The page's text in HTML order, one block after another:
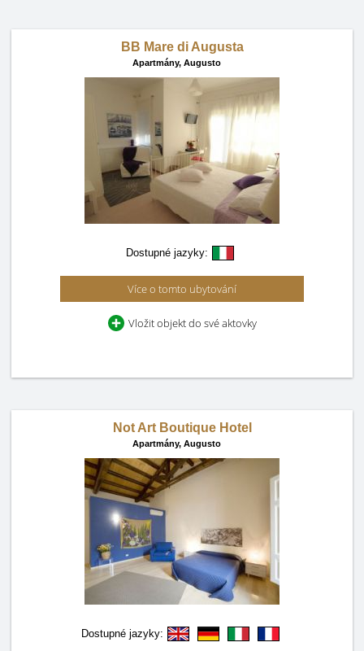
BB Mare di Augusta
Apartmány, Augusto
Dostupné jazyky:
Více o tomto ubytování
Vložit objekt do své aktovky
Not Art Boutique Hotel
Apartmány, Augusto
Dostupné jazyky: